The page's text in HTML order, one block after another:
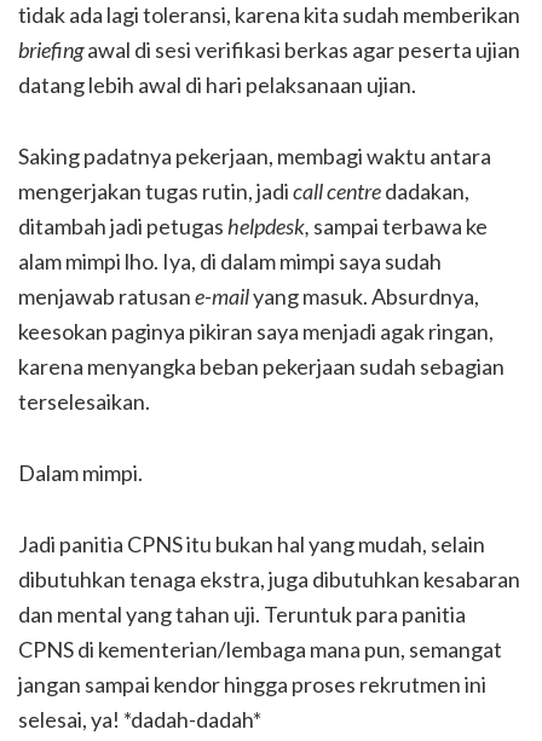
tidak ada lagi toleransi, karena kita sudah memberikan
briefingawal di sesi verifikasi berkas agar peserta ujian
datang lebih awal di hari pelaksanaan ujian.
Saking padatnya pekerjaan, membagi waktu antara
mengerjakan tugas rutin, jadicall centredadakan,
ditambah jadi petugas helpdesk, sampai terbawa ke
alam mimpi lho. Iya, di dalam mimpi saya sudah
menjawab ratusane-mailyang masuk. Absurdnya,
keesokan paginya pikiran saya menjadi agak ringan,
karena menyangka beban pekerjaan sudah sebagian
terselesaikan.
Dalam mimpi.
Jadi panitia CPNS itu bukan hal yang mudah, selain
dibutuhkan tenaga ekstra, juga dibutuhkan kesabaran
dan mental yang tahan uji. Teruntuk para panitia
CPNS di kementerian/lembaga mana pun, semangat
jangan sampai kendor hingga proses rekrutmen ini
selesai, ya! *dadah-dadah*